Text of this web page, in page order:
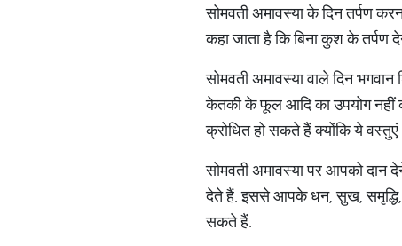
सोमवती अमावस्या के दिन तर्पण
कहा जाता है कि बिना कुश के
सोमवती अमावस्या वाले दिन
केतकी के फूल आदि का उपयोग नहीं
क्रोधित हो सकते हैं क्योंकि ये वस्तुएं
सोमवती अमावस्या पर आपको दान
देते हैं. इससे आपके धन, सुख, समृद्धि,
सकते हैं.